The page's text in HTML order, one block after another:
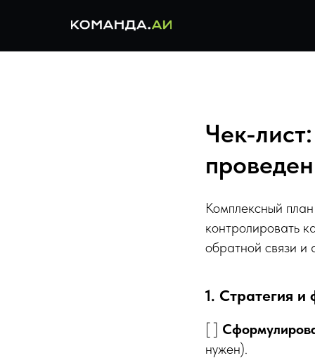
Чек-
Комплексный
контролировать
обратной связи и
1. Стратегия и
[ ]
нужен).